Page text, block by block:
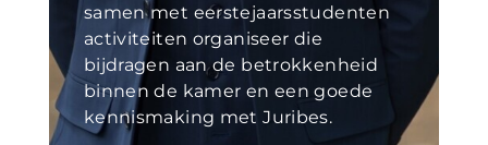
samen met eerstejaarsstudenten
activiteiten organiseer die
bijdragen aan de betrokkenheid
binnen de kamer en een goede
kennismaking met Juribes.